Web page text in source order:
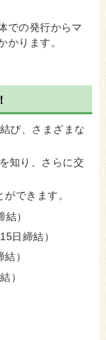
での発行からマ
かります。
び、さまざまな
知り、さらに交
できます。
）
日締結）
）
）